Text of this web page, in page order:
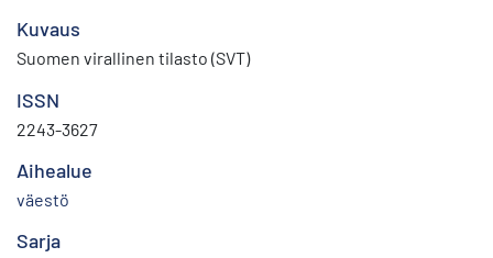
Kuvaus
Suomen virallinen tilasto (SVT)
ISSN
2243-3627
Aihealue
väestö
Sarja